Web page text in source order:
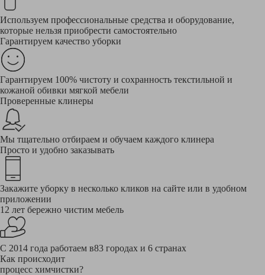
Используем профессиональные средства и оборудование,
которые нельзя приобрести самостоятельно
Гарантируем качество уборки
Гарантируем 100% чистоту и сохранность текстильной и
кожаной обивки мягкой мебели
Проверенные клинеры
Мы тщательно отбираем и обучаем каждого клинера
Просто и удобно заказывать
Закажите уборку в несколько кликов на сайте или в удобном
приложении
12 лет бережно чистим мебель
С 2014 года работаем в83 городах и 6 странах
Как происходит
процесс химчистки?